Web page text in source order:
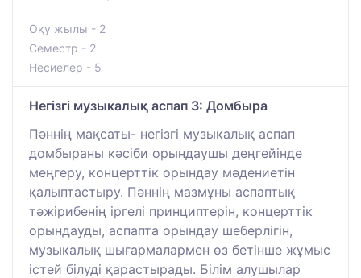
Оқу жылы - 2
Семестр - 2
Несиелер - 5
Негізгі музыкалық аспап 3: Домбыра
Пәннің мақсаты- негізгі музыкалық аспап
домбыраны кәсіби орындаушы деңгейінде
меңгеру, концерттік орындау мәдениетін
қалыптастыру. Пәннің мазмұны аспаптық
тәжірибенің іргелі принциптерін, концерттік
орындауды, аспапта орындау шеберлігін,
музыкалық шығармалармен өз бетінше жұмыс
істей білуді қарастырады. Білім алушылар